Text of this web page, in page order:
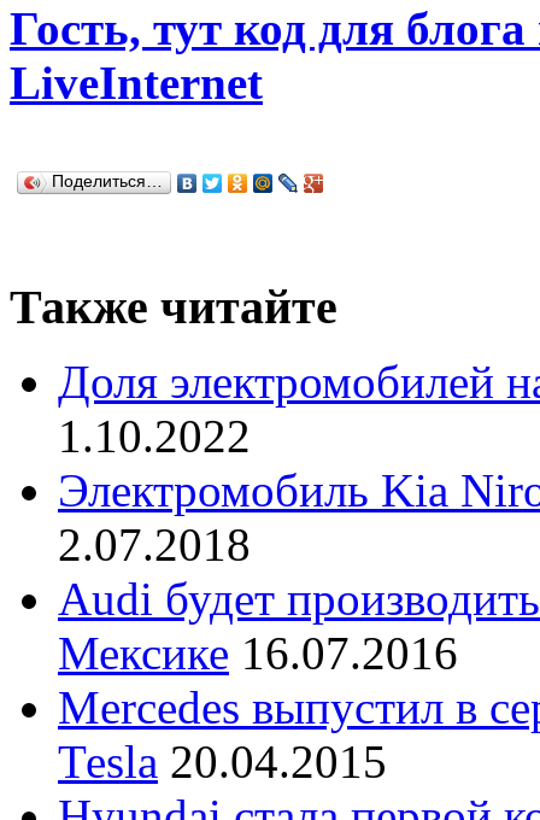
Гость, тут код для
LiveInternet
Поделиться…
Также читайте
Доля электромобилей
1.10.2022
Электромобиль Kia
2.07.2018
Audi будет
Мексике 16.07.2016
Mercedes выпустил в
Теsla 20.04.2015